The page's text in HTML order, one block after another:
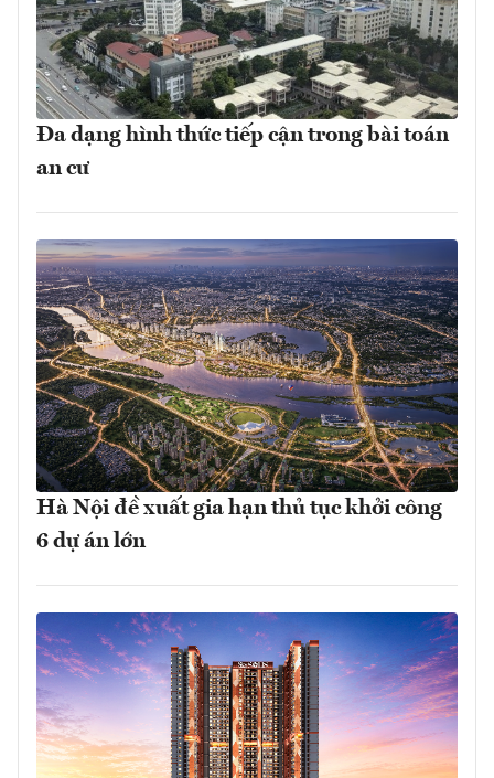
Đa dạng hình thức tiếp cận trong bài toán
an cư
Hà Nội đề xuất gia hạn thủ tục khởi công
6 dự án lớn